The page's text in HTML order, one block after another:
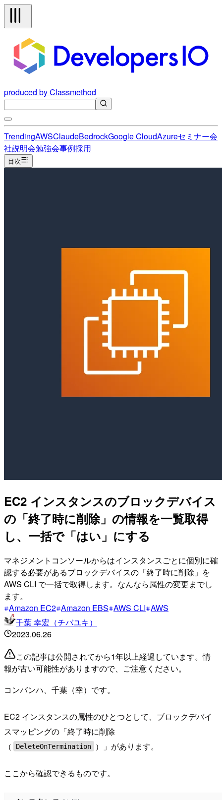
produced by Classmethod
TrendingAWSClaudeBedrockGoogle CloudAzureセミナー会
社説明会勉強会事例採用
目次
EC2 インスタンスのブロックデバイス
の「終了時に削除」の情報を一覧取得
し、一括で「はい」にする
マネジメントコンソールからはインスタンスごとに個別に確
認する必要があるブロックデバイスの「終了時に削除」を
AWS CLI で一括で取得します。なんなら属性の変更までし
ます。
Amazon EC2 Amazon EBS AWS CLI AWS
千葉 幸宏（チバユキ）
2023.06.26
この記事は公開されてから1年以上経過しています。情
報が古い可能性がありますので、ご注意ください。
コンバンハ、千葉（幸）です。
EC2 インスタンスの属性のひとつとして、ブロックデバイ
スマッピングの「終了時に削除
（
DeleteOnTermination ）」があります。
ここから確認できるものです。